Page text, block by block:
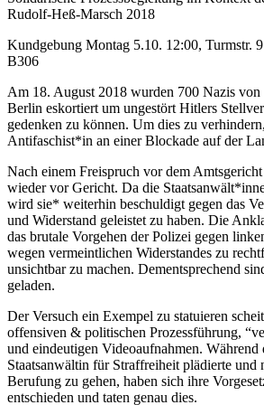
Rudolf-Heß-Marsch 2018
Kundgebung Montag 5.10. 12:00, Turmstr.
B306
Am 18. August 2018 wurden 700 Nazis
Berlin eskortiert um ungestört Hitlers
gedenken zu können. Um dies zu
Antifaschist*in an einer Blockade auf der
Nach einem Freispruch vor dem
wieder vor Gericht. Da die
wird sie* weiterhin beschuldigt gegen das
und Widerstand geleistet zu haben. Die
das brutale Vorgehen der Polizei gegen
wegen vermeintlichen Widerstandes zu
unsichtbar zu machen. Dementsprechend
geladen.
Der Versuch ein Exempel zu statuieren
offensiven & politischen Prozessführung,
und eindeutigen Videoaufnahmen. Während
Staatsanwältin für Straffreiheit plädierte und
Berufung zu gehen, haben sich ihre
entschieden und taten genau dies.